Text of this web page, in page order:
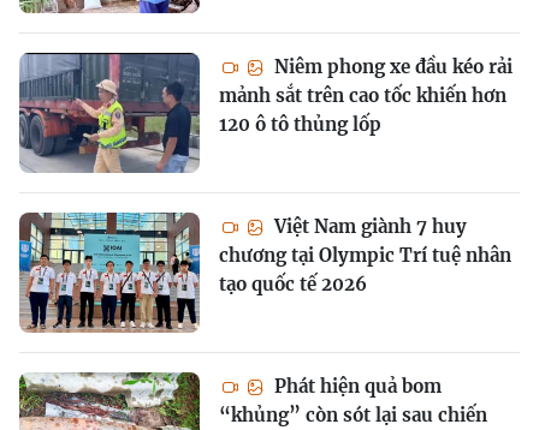
Niêm phong xe đầu kéo rải
mảnh sắt trên cao tốc khiến hơn
120 ô tô thủng lốp
Việt Nam giành 7 huy
chương tại Olympic Trí tuệ nhân
tạo quốc tế 2026
Phát hiện quả bom
“khủng” còn sót lại sau chiến